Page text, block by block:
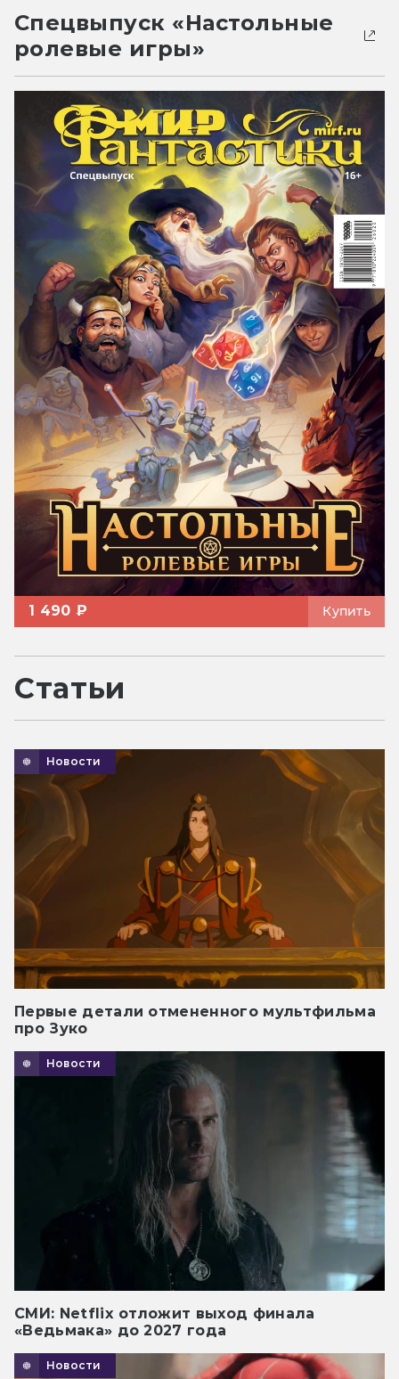
Спецвыпуск «Настольные
ролевые игры»
1 490 ₽ Купить
Статьи
Новости
Первые детали отмененного мультфильма
про Зуко
Новости
СМИ: Netflix отложит выход финала
«Ведьмака» до 2027 года
Новости